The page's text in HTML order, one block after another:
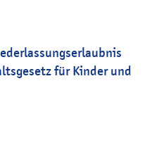
für Kinder und